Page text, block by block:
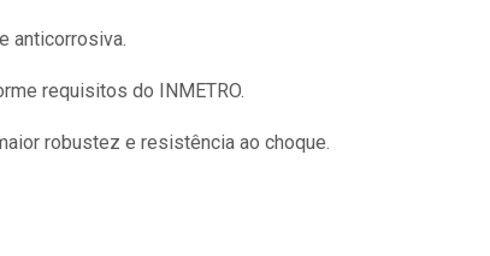
anticorrosiva.
requisitos do INMETRO.
robustez e resistência ao choque.